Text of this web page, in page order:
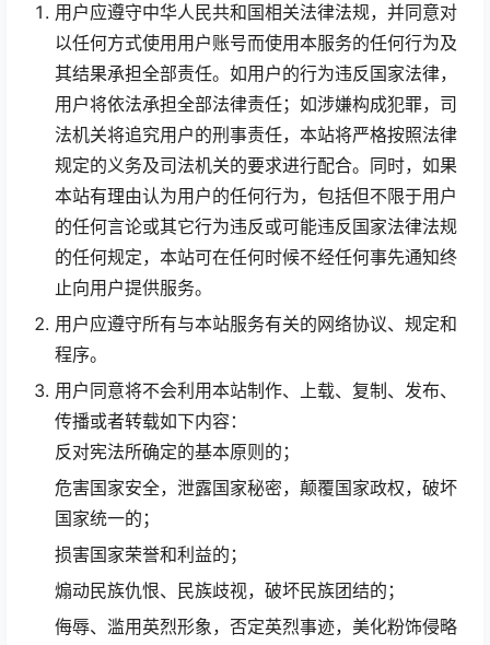
用户应遵守中华人民共和国相关法律法规，并同意对
以任何方式使用用户账号而使用本服务的任何行为及
其结果承担全部责任。如用户的行为违反国家法律，
用户将依法承担全部法律责任；如涉嫌构成犯罪，司
法机关将追究用户的刑事责任，本站将严格按照法律
规定的义务及司法机关的要求进行配合。同时，如果
本站有理由认为用户的任何行为，包括但不限于用户
的任何言论或其它行为违反或可能违反国家法律法规
的任何规定，本站可在任何时候不经任何事先通知终
止向用户提供服务。
用户应遵守所有与本站服务有关的网络协议、规定和
程序。
用户同意将不会利用本站制作、上载、复制、发布、
传播或者转载如下内容：
反对宪法所确定的基本原则的；
危害国家安全，泄露国家秘密，颠覆国家政权，破坏
国家统一的；
损害国家荣誉和利益的；
煽动民族仇恨、民族歧视，破坏民族团结的；
侮辱、滥用英烈形象，否定英烈事迹，美化粉饰侵略